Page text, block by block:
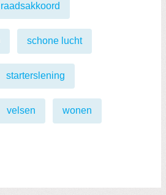
raadsakkoord
schone lucht
starterslening
velsen wonen